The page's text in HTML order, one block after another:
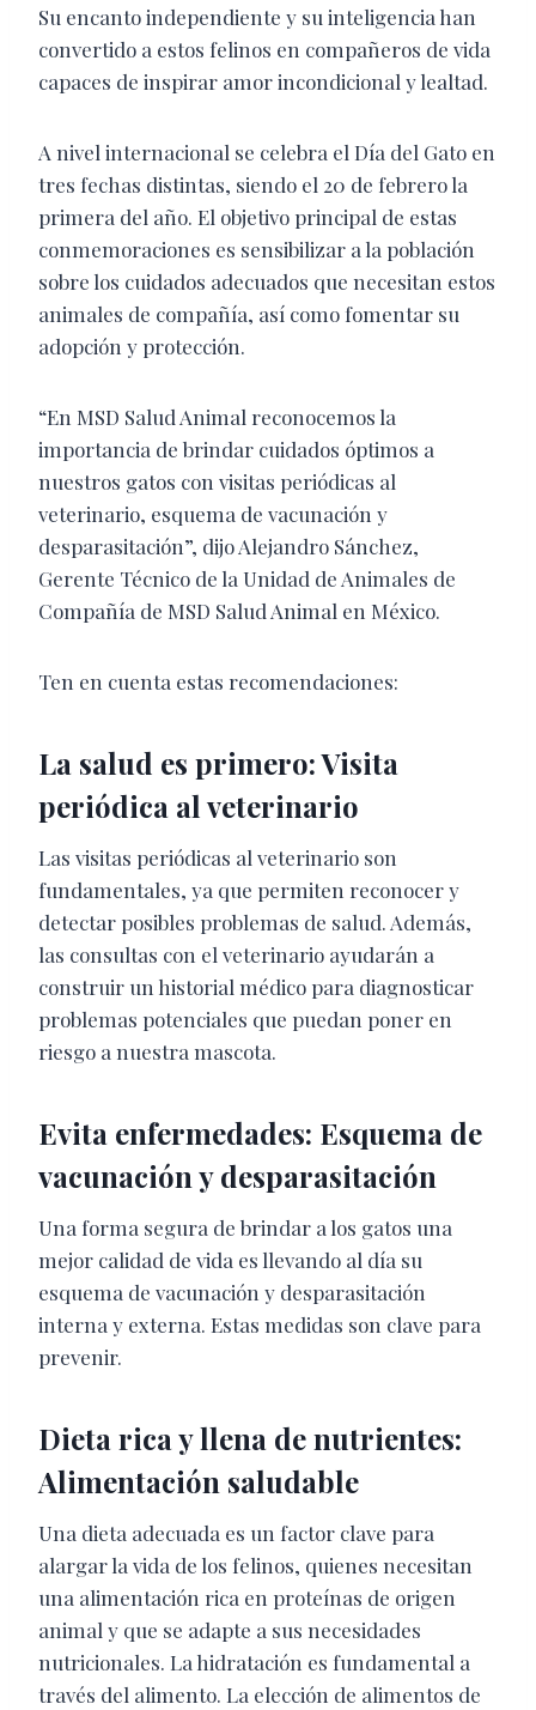
Su encanto independiente y su inteligencia han
convertido a estos felinos en compañeros de vida
capaces de inspirar amor incondicional y lealtad.
A nivel internacional se celebra el Día del Gato en
tres fechas distintas, siendo el 20 de febrero la
primera del año. El objetivo principal de estas
conmemoraciones es sensibilizar a la población
sobre los cuidados adecuados que necesitan estos
animales de compañía, así como fomentar su
adopción y protección.
“En MSD Salud Animal reconocemos la
importancia de brindar cuidados óptimos a
nuestros gatos con visitas periódicas al
veterinario, esquema de vacunación y
desparasitación”, dijo Alejandro Sánchez,
Gerente Técnico de la Unidad de Animales de
Compañía de MSD Salud Animal en México.
Ten en cuenta estas recomendaciones:
La salud es primero: Visita
periódica al veterinario
Las visitas periódicas al veterinario son
fundamentales, ya que permiten reconocer y
detectar posibles problemas de salud. Además,
las consultas con el veterinario ayudarán a
construir un historial médico para diagnosticar
problemas potenciales que puedan poner en
riesgo a nuestra mascota.
Evita enfermedades: Esquema de
vacunación y desparasitación
Una forma segura de brindar a los gatos una
mejor calidad de vida es llevando al día su
esquema de vacunación y desparasitación
interna y externa. Estas medidas son clave para
prevenir.
Dieta rica y llena de nutrientes:
Alimentación saludable
Una dieta adecuada es un factor clave para
alargar la vida de los felinos, quienes necesitan
una alimentación rica en proteínas de origen
animal y que se adapte a sus necesidades
nutricionales. La hidratación es fundamental a
través del alimento. La elección de alimentos de